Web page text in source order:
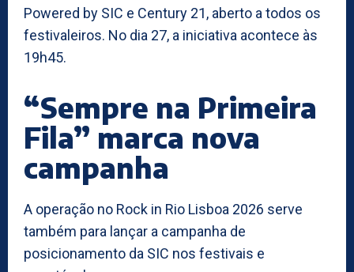
Powered by SIC e Century 21, aberto a todos os
festivaleiros. No dia 27, a iniciativa acontece às
19h45.
“Sempre na Primeira
Fila” marca nova
campanha
A operação no Rock in Rio Lisboa 2026 serve
também para lançar a campanha de
posicionamento da SIC nos festivais e